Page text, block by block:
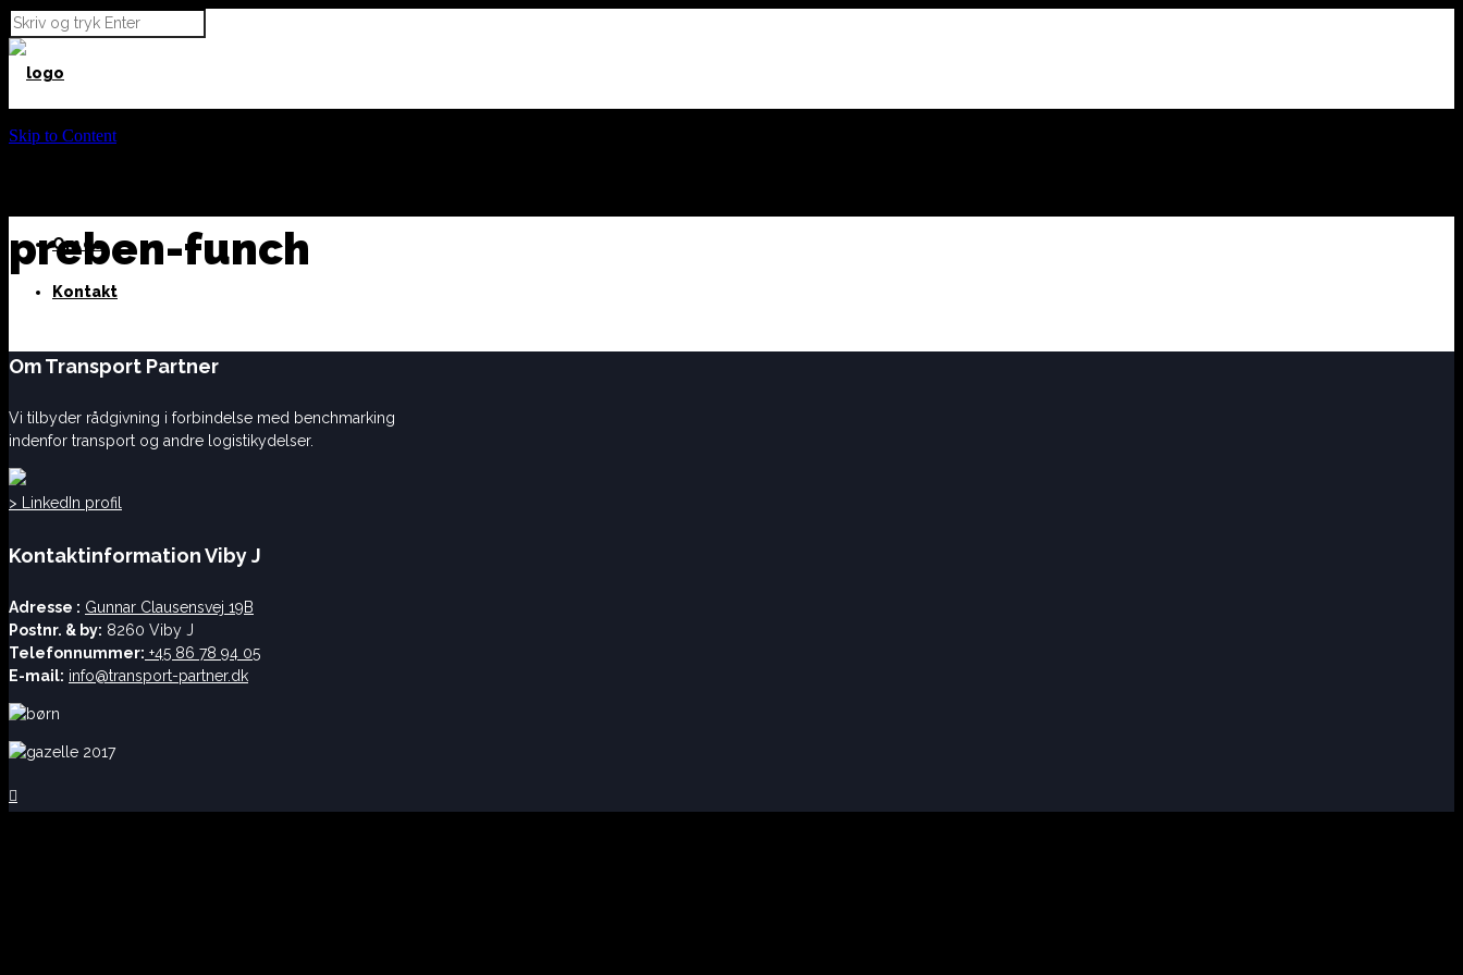
Vi tilbyder
Om os
Kontakt
Skip to Content
preben-funch
Om Transport Partner
Vi tilbyder rådgivning i forbindelse med benchmarking
indenfor transport og andre logistikydelser.
> LinkedIn profil
Kontaktinformation Viby J
Adresse : Gunnar Clausensvej 19B
Postnr. & by: 8260 Viby J
Telefonnummer: +45 86 78 94 05
E-mail: info@transport-partner.dk
